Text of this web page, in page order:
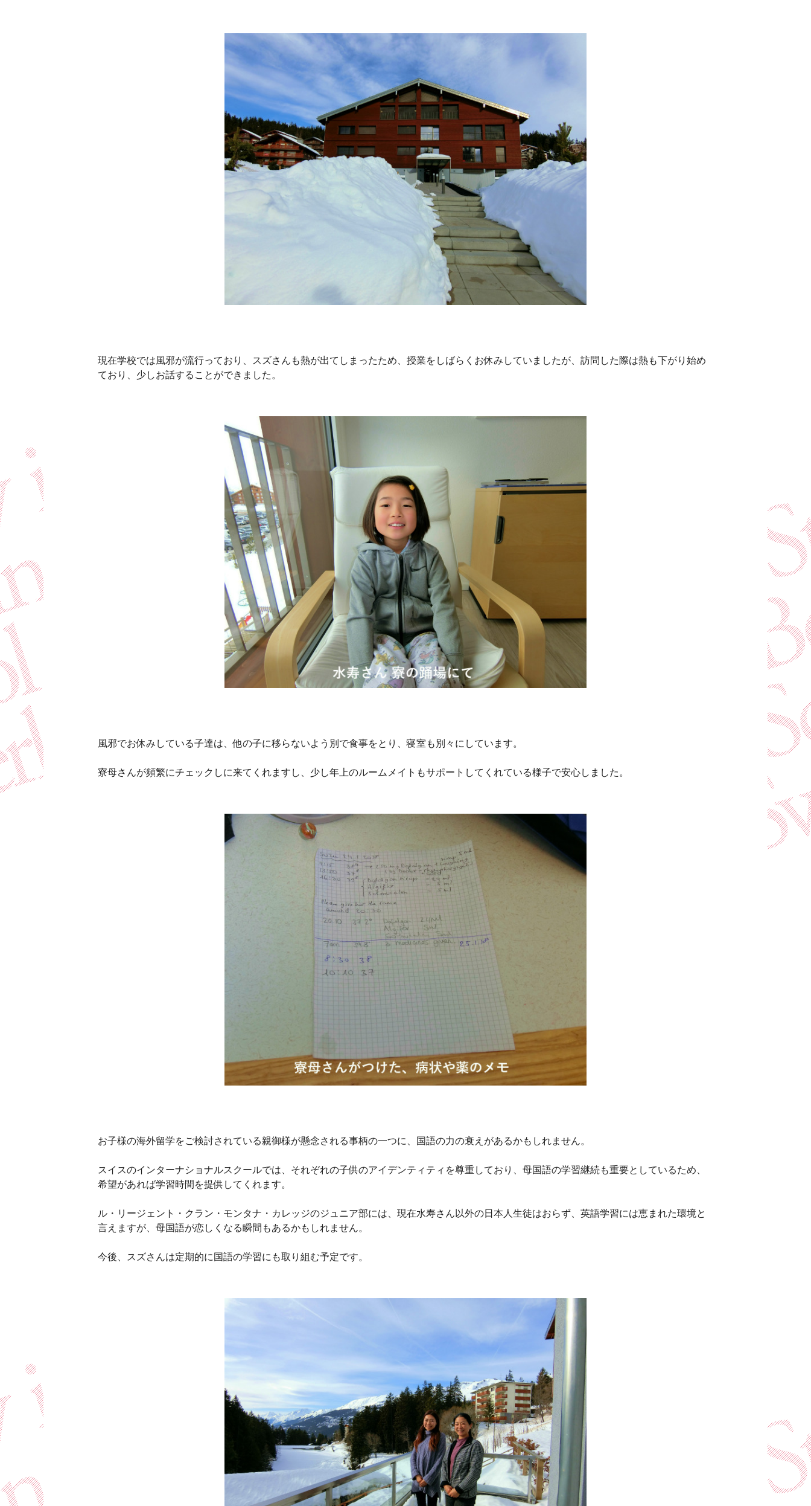
現在学校では風邪が流行っており、スズさんも熱が出てしまったため、授業をしばらくお休みしていましたが、訪問した際は熱も下がり始め
ており、少しお話することができました。
風邪でお休みしている子達は、他の子に移らないよう別で食事をとり、寝室も別々にしています。
寮母さんが頻繁にチェックしに来てくれますし、少し年上のルームメイトもサポートしてくれている様子で安心しました。
お子様の海外留学をご検討されている親御様が懸念される事柄の一つに、国語の力の衰えがあるかもしれません。
スイスのインターナショナルスクールでは、それぞれの子供のアイデンティティを尊重しており、母国語の学習継続も重要としているため、
希望があれば学習時間を提供してくれます。
ル・リージェント・クラン・モンタナ・カレッジのジュニア部には、現在水寿さん以外の日本人生徒はおらず、英語学習には恵まれた環境と
言えますが、母国語が恋しくなる瞬間もあるかもしれません。
今後、スズさんは定期的に国語の学習にも取り組む予定です。